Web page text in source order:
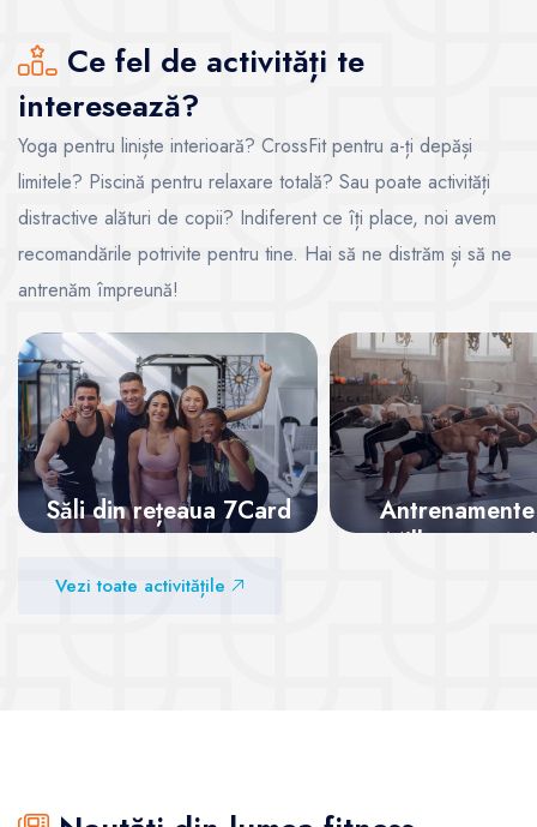
Ce fel de activități te
interesează?
Yoga pentru liniște interioară? CrossFit pentru a-ți depăși
limitele? Piscină pentru relaxare totală? Sau poate activități
distractive alături de copii? Indiferent ce îți place, noi avem
recomandările potrivite pentru tine. Hai să ne distrăm și să ne
antrenăm împreună!
Săli din rețeaua 7Card
Vezi sălile
Mills –
Vezi toate activitățile